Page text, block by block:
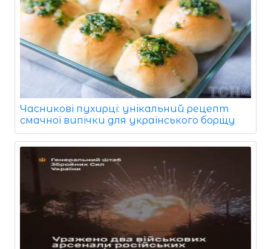
Часникові пухирці: унікальний рецепт
смачної випічки для українського борщу